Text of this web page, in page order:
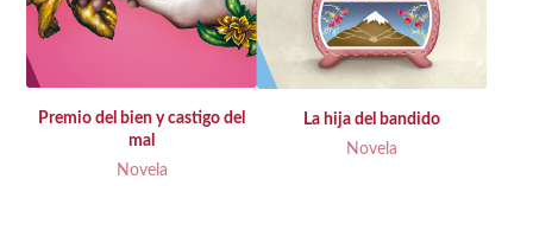
Premio del bien y castigo del
mal
Novela
La hija del bandido
Novela